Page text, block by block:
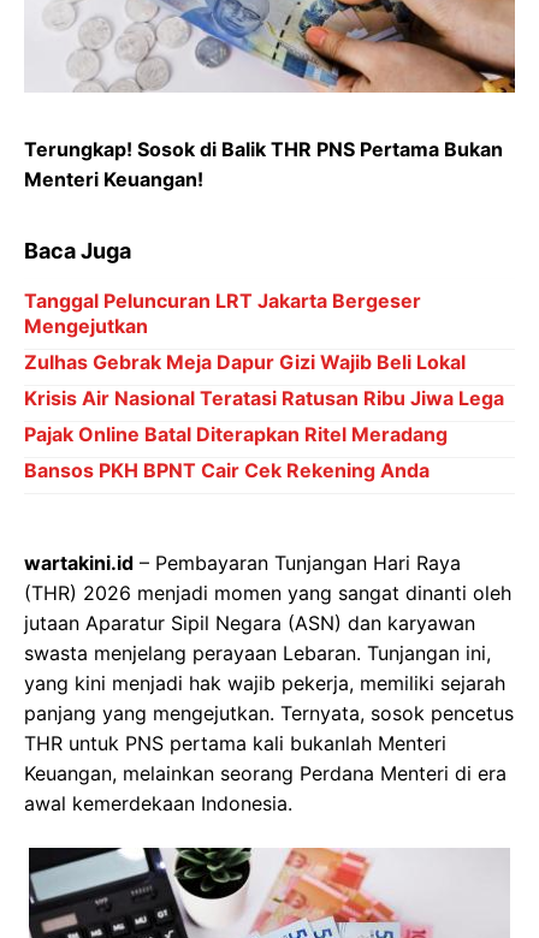
Terungkap! Sosok di Balik THR PNS Pertama Bukan
Menteri Keuangan!
Baca Juga
Tanggal Peluncuran LRT Jakarta Bergeser
Mengejutkan
Zulhas Gebrak Meja Dapur Gizi Wajib Beli Lokal
Krisis Air Nasional Teratasi Ratusan Ribu Jiwa Lega
Pajak Online Batal Diterapkan Ritel Meradang
Bansos PKH BPNT Cair Cek Rekening Anda
wartakini.id – Pembayaran Tunjangan Hari Raya
(THR) 2026 menjadi momen yang sangat dinanti oleh
jutaan Aparatur Sipil Negara (ASN) dan karyawan
swasta menjelang perayaan Lebaran. Tunjangan ini,
yang kini menjadi hak wajib pekerja, memiliki sejarah
panjang yang mengejutkan. Ternyata, sosok pencetus
THR untuk PNS pertama kali bukanlah Menteri
Keuangan, melainkan seorang Perdana Menteri di era
awal kemerdekaan Indonesia.